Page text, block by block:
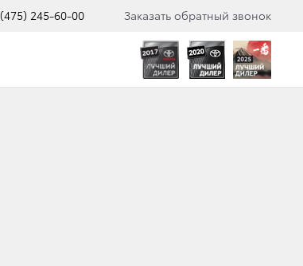
245-60-00 Заказать обратный звонок